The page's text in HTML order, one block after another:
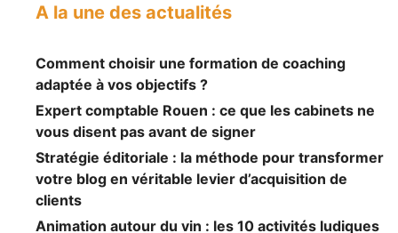
A la une des actualités
Comment choisir une formation de coaching
adaptée à vos objectifs ?
Expert comptable Rouen : ce que les cabinets ne
vous disent pas avant de signer
Stratégie éditoriale : la méthode pour transformer
votre blog en véritable levier d’acquisition de
clients
Animation autour du vin : les 10 activités ludiques